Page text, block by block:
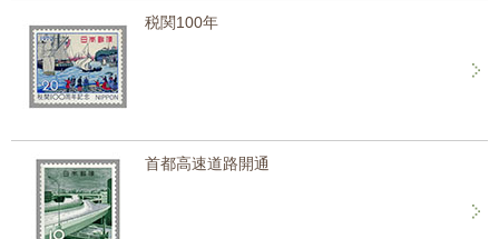
税関100年
首都高速道路開通